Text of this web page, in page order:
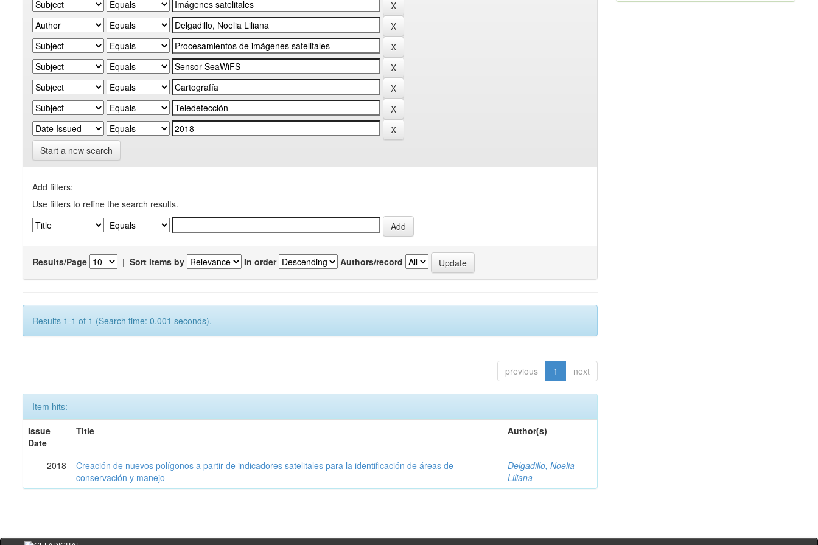
Start a new search
Add filters:
Use filters to refine the search results.
Results/Page | Sort items by In order Authors/record
Results 1-1 of 1 (Search time: 0.001 seconds).
previous 1 next
Item hits:
Issue
Date
Title Author(s)
2018
Creación de nuevos polígonos a partir de indicadores satelitales para la identificación de áreas de
conservación y manejo
Delgadillo, Noelia
Liliana